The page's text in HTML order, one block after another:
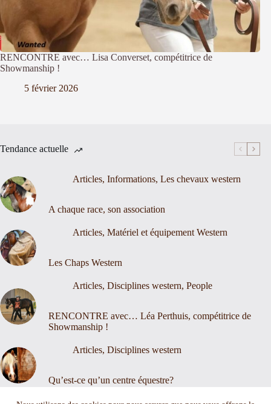
RENCONTRE avec… Lisa Converset, compétitrice de
Showmanship !
5 février 2026
Tendance actuelle
Articles, Informations, Les chevaux western
A chaque race, son association
Articles, Matériel et équipement Western
Les Chaps Western
Articles, Disciplines western, People
RENCONTRE avec… Léa Perthuis, compétitrice de
Showmanship !
Articles, Disciplines western
Qu’est-ce qu’un centre équestre?